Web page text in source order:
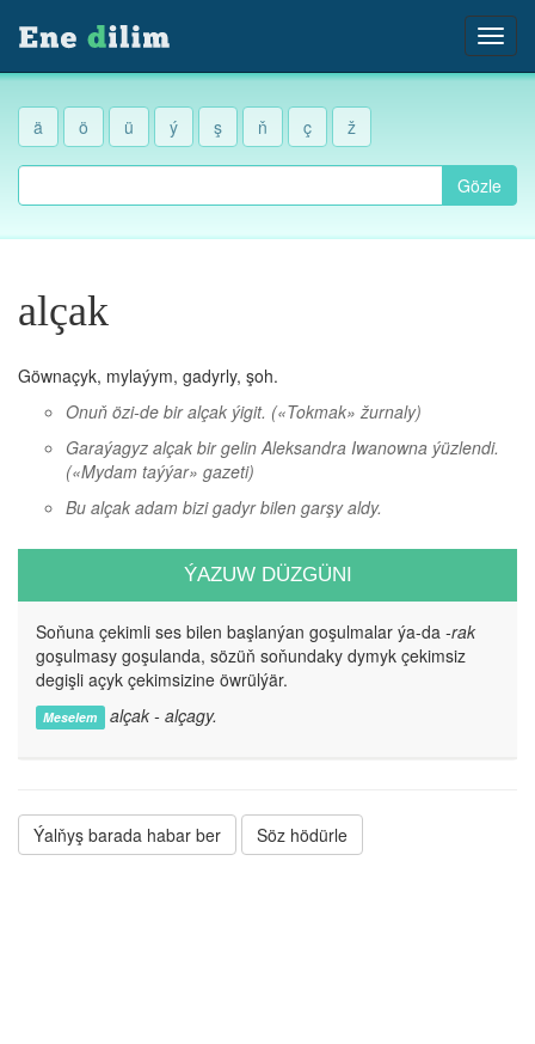
ä ö ü ý ş ň ç ž
Gözle
alçak
Göwnaçyk, mylaýym, gadyrly, şoh.
Onuň özi-de bir alçak ýigit. («Tokmak» žurnaly)
Garaýagyz alçak bir gelin Aleksandra Iwanowna ýüzlendi.
(«Mydam taýýar» gazeti)
Bu alçak adam bizi gadyr bilen garşy aldy.
ÝAZUW DÜZGÜNI
Soňuna çekimli ses bilen başlanýan goşulmalar ýa-da -rak
goşulmasy goşulanda, sözüň soňundaky dymyk çekimsiz
degişli açyk çekimsizine öwrülýär.
Meselem alçak - alçagy.
Ýalňyş barada habar ber Söz hödürle